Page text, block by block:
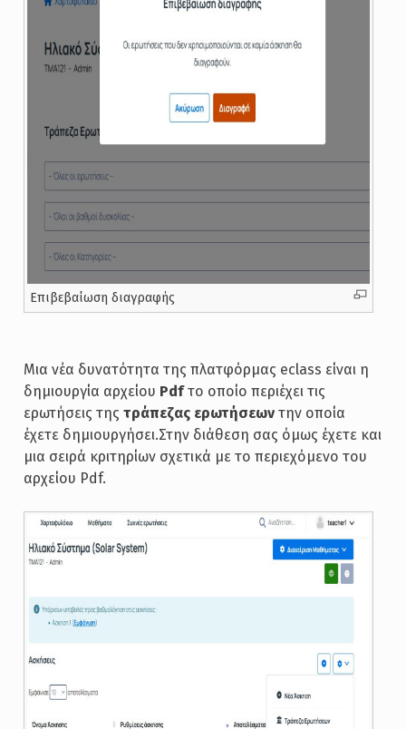
Επιβεβαίωση διαγραφής
Μια νέα δυνατότητα της πλατφόρμας eclass είναι η
δημιουργία αρχείου Pdfτο οποίο περιέχει τις
ερωτήσεις της τράπεζας ερωτήσεωντην οποία
έχετε δημιουργήσει.Στην διάθεση σας όμως έχετε και
μια σειρά κριτηρίων σχετικά με το περιεχόμενο του
αρχείου Pdf.